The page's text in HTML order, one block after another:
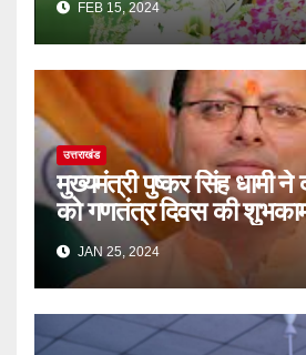
FEB 15, 2024
उत्तराखंड
मुख्यमंत्री पुष्कर सिंह धामी ने
को गणतंत्र दिवस की
JAN 25, 2024